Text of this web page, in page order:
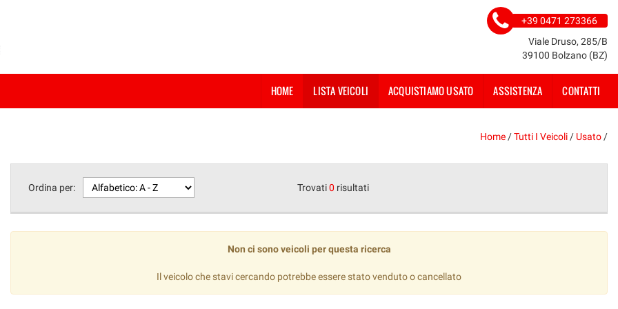
+39 0471 273366
Viale Druso, 285/B
39100 Bolzano (BZ)
HOME LISTA VEICOLI ACQUISTIAMO USATO ASSISTENZA CONTATTI
Home /Tutti I Veicoli / Usato /
Ordina per: Trovati0 risultati
Non ci sono veicoli per questa ricerca
Il veicolo che stavi cercando potrebbe essere stato venduto o cancellato